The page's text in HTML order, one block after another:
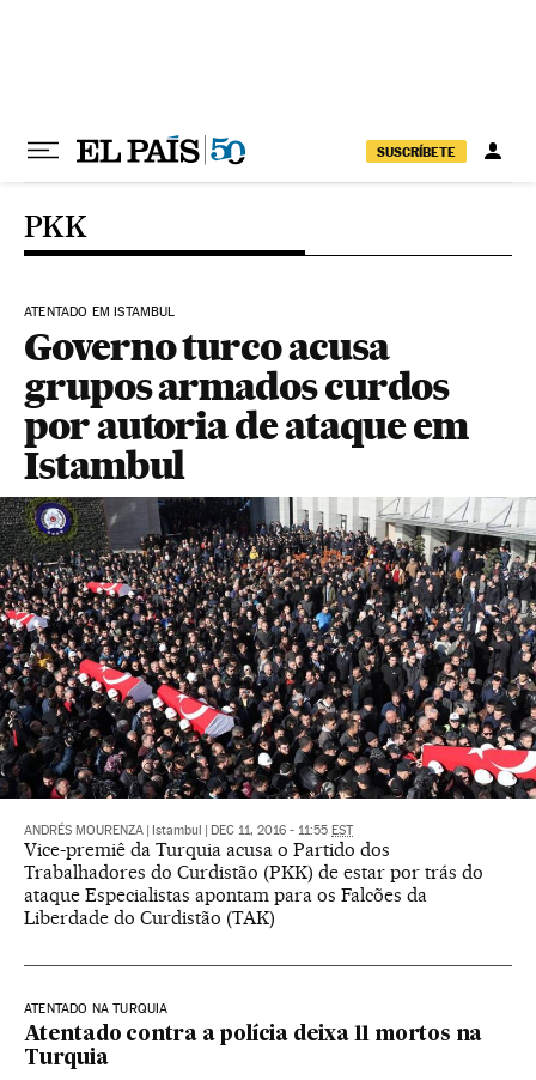
SUSCRÍBETE
PKK
ATENTADO EM ISTAMBUL
Governo turco acusa
grupos armados curdos
por autoria de ataque em
Istambul
ANDRÉS MOURENZA Istambul DEC 11, 2016 - 11:55 EST
Vice-premiê da Turquia acusa o Partido dos
Trabalhadores do Curdistão (PKK) de estar por trás do
ataque Especialistas apontam para os Falcões da
Liberdade do Curdistão (TAK)
ATENTADO NA TURQUIA
Atentado contra a polícia deixa 11 mortos na
Turquia